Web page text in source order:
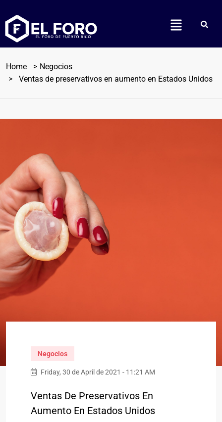
Home
Negocios
Ventas de preservativos en aumento en Estados Unidos
Negocios
Friday, 30 de April de 2021 - 11:21 AM
Ventas De Preservativos En
Aumento En Estados Unidos